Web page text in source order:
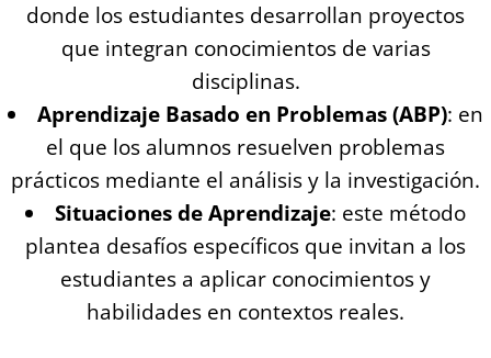
donde los estudiantes desarrollan proyectos
que integran conocimientos de varias
disciplinas.
Aprendizaje Basado en Problemas (ABP): en
el que los alumnos resuelven problemas
prácticos mediante el análisis y la investigación.
Situaciones de Aprendizaje: este método
plantea desafíos específicos que invitan a los
estudiantes a aplicar conocimientos y
habilidades en contextos reales.